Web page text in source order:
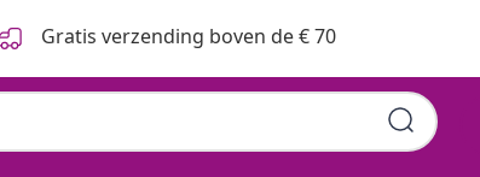
Gratis verzending boven de € 70